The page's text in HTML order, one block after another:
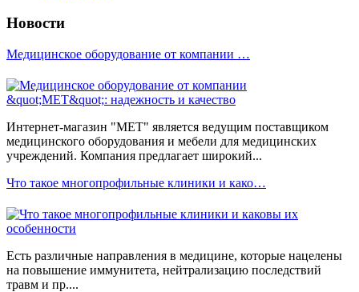
Новости
Медицинское оборудование от компании …
Интернет-магазин "МЕТ" является ведущим поставщиком
медицинского оборудования и мебели для медицинских
учреждений. Компания предлагает широкий...
Что такое многопрофильные клиники и како…
Есть различные направления в медицине, которые нацелены
на повышение иммунитета, нейтрализацию последствий
травм и пр....